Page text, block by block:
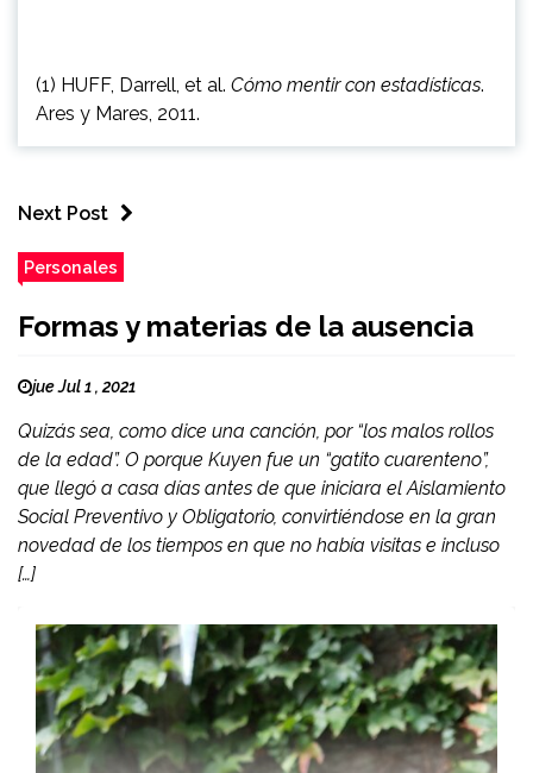
(1) HUFF, Darrell, et al. Cómo mentir con estadísticas.
Ares y Mares, 2011.
Next Post
Personales
Formas y materias de la ausencia
jue Jul 1 , 2021
Quizás sea, como dice una canción, por “los malos rollos
de la edad”. O porque Kuyen fue un “gatito cuarenteno”,
que llegó a casa días antes de que iniciara el Aislamiento
Social Preventivo y Obligatorio, convirtiéndose en la gran
novedad de los tiempos en que no había visitas e incluso
[…]